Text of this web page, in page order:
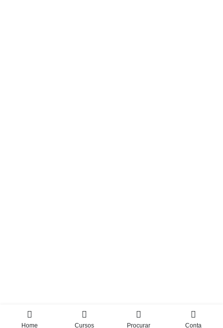
Home Cursos Procurar Conta